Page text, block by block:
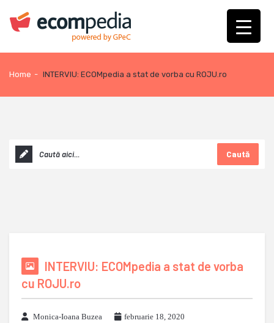
Home - INTERVIU: ECOMpedia a stat de vorba cu ROJU.ro
Caută
INTERVIU: ECOMpedia a stat de vorba
cu ROJU.ro
Monica-Ioana Buzea
februarie 18, 2020